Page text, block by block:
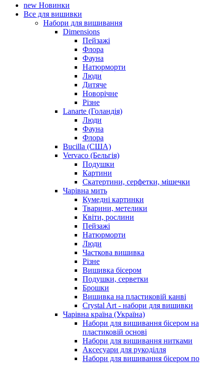
new Новинки
Все для вишивки
Набори для вишивання
Dimensions
Пейзажі
Флора
Фауна
Натюрморти
Люди
Дитяче
Новорічне
Різне
Lanarte (Голандія)
Люди
Фауна
Флора
Bucilla (США)
Vervaco (Бельгія)
Подушки
Картини
Скатертини, серфетки, мішечки
Чарiвна мить
Кумедні картинки
Тварини, метелики
Квіти, рослини
Пейзажі
Натюрморти
Люди
Часткова вишивка
Різне
Вишивка бісером
Подушки, серветки
Брошки
Вишивка на пластиковій канві
Crystal Art - набори для вишивки
Чарівна країна (Україна)
Набори для вишивання бісером на
пластиковій основі
Набори для вишивання нитками
Аксесуари для рукоділля
Набори для вишивання бісером по